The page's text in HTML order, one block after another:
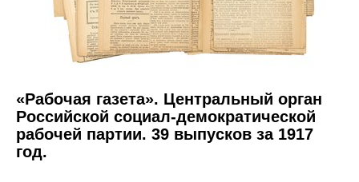
«Рабочая газета». Центральный орган
Российской социал-демократической
рабочей партии. 39 выпусков за 1917
год.